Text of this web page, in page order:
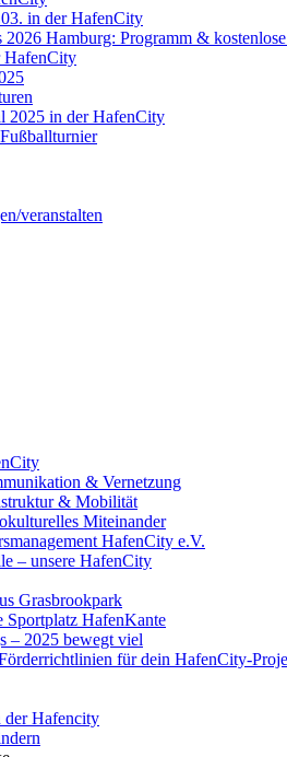
in der HafenCity
Hamburg: Programm &
HafenCity
2025 in der HafenCity
veranstalten
& Vernetzung
& Mobilität
Miteinander
HafenCity e.V.
– unsere HafenCity
Grasbrookpark
Sportplatz HafenKante
– 2025 bewegt viel
für dein HafenCity-
der Hafencity